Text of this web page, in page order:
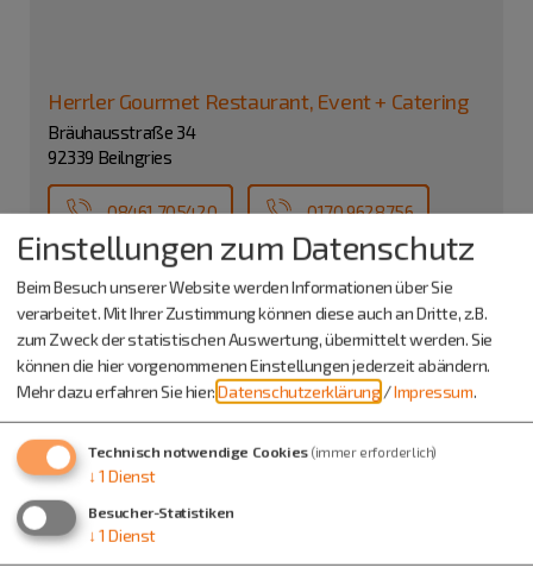
Herrler Gourmet Restaurant, Event + Catering
Bräuhausstraße 34
92339 Beilngries
08461 705420 0170 9628756
Auch an diesem Ort
Einstellungen zum Datenschutz
Beim Besuch unserer Website werden Informationen über Sie
verarbeitet. Mit Ihrer Zustimmung können diese auch an Dritte, z.B.
zum Zweck der statistischen Auswertung, übermittelt werden. Sie
können die hier vorgenommenen Einstellungen jederzeit abändern.
Mehr dazu erfahren Sie hier:Datenschutzerklärung /Impressum.
Technisch notwendige Cookies (immer erforderlich)
↓ 1 Dienst
Besucher-Statistiken
↓ 1 Dienst